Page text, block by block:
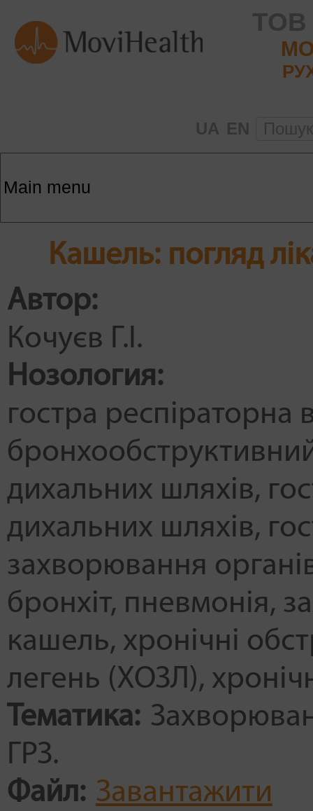
ТОВ
UA EN
Кашель: погляд
Автор:
Кочуєв Г.І.
Нозология:
гостра респіраторна
дихальних шляхів
дихальних шляхів
захворювання
бронхіт пневмонія
кашель хронічні
легень (ХОЗЛ)
Тематика:
ГРЗ.
Файл: Завантажити